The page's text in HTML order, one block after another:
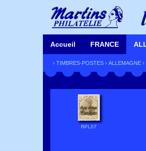
Accueil FRANCE
› TIMBRES-POSTES › ALLEMAGNE ›
RPL07